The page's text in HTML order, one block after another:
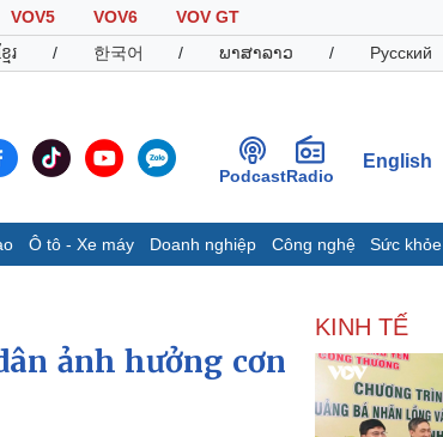
VOV5 VOV6
VOV GT
ែរ / 한국어 / ພາສາລາວ / Русский
PodcastRadio
English
Ô tô - Xe máy Doanh nghiệp Công nghệ Sức khỏe
Ảnh
Magazine
Bất động sản
Khởi nghiệp
ảnh hưởng cơn
KINH TẾ